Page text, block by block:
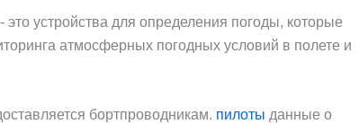
это устройства для определения погоды, которые
атмосферных погодных условий в полете и
бортпроводникам. пилоты данные о